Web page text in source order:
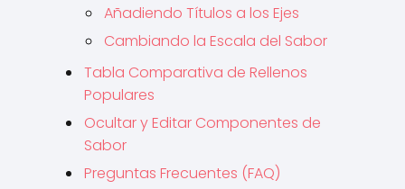
Añadiendo Títulos a los Ejes
Cambiando la Escala del Sabor
Tabla Comparativa de Rellenos
Populares
Ocultar y Editar Componentes de
Sabor
Preguntas Frecuentes (FAQ)